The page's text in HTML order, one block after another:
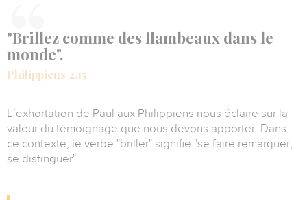
"Brillez comme des flambeaux dans le
monde".
Philippiens 2.15
L’exhortation de Paul aux Philippiens nous éclaire sur la
valeur du témoignage que nous devons apporter. Dans
ce contexte, le verbe "briller" signifie "se faire remarquer,
se distinguer".